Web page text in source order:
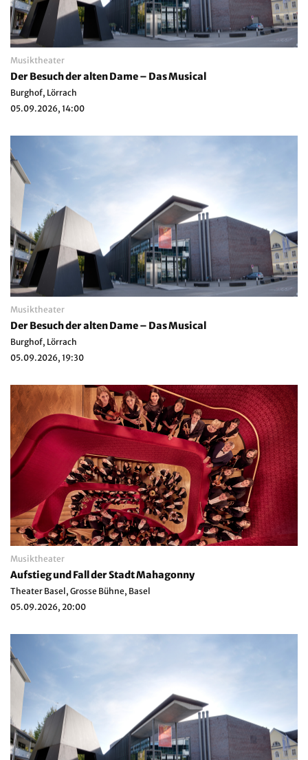
Musiktheater
Der Besuch der alten Dame – Das Musical
Burghof, Lörrach
05.09.2026, 14:00
Musiktheater
Der Besuch der alten Dame – Das Musical
Burghof, Lörrach
05.09.2026, 19:30
Musiktheater
Aufstieg und Fall der Stadt Mahagonny
Theater Basel, Grosse Bühne, Basel
05.09.2026, 20:00